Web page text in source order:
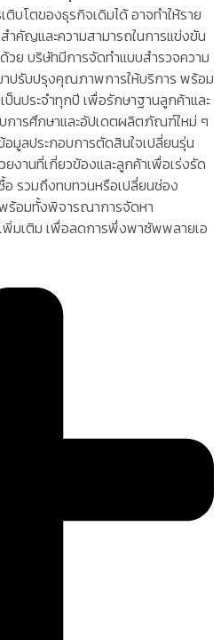
บโตของธุรกิจเดิมได้ อาจทำให้ราย
ำคัญและความสามารถในการแข่งขัน
ย บริษัทมีการจัดทำแบบสำรวจความ
ปรับปรุงคุณภาพการให้บริการ พร้อม
นประจำทุกปี เพื่อรักษาฐานลูกค้าและ
ารศึกษาและอัปเดตผลิตภัณฑ์ใหม่ ๆ
อมูลประกอบการตัดสินใจเปลี่ยนรุ่น
งานที่เกี่ยวข้องและลูกค้าเพื่อเร่งรัด
รวมถึงทบทวนหรือเปลี่ยนช่อง
ร้อมทั้งพิจารณาการจัดหา
มเติม เพื่อลดการพึ่งพาซัพพลายเอ